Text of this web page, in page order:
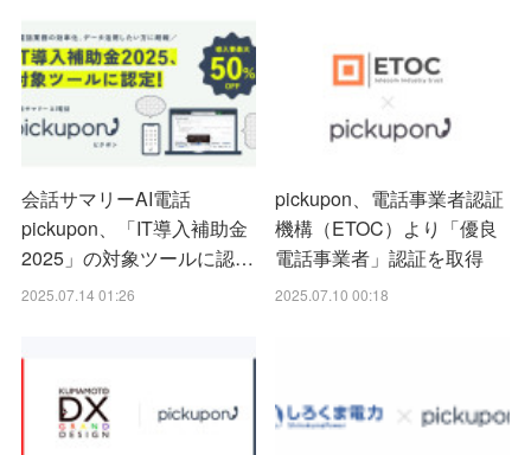
会話サマリーAI電話
pickupon、「IT導入補助金
2025」の対象ツールに認…
2025.07.14 01:26
pickupon、電話事業者認証
機構（ETOC）より「優良
電話事業者」認証を取得
2025.07.10 00:18